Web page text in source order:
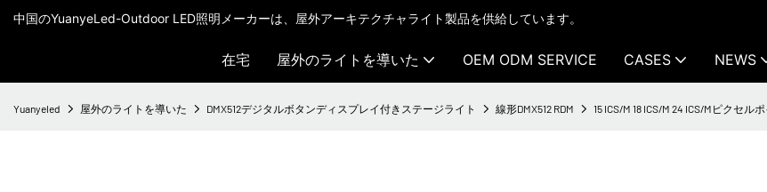
中国のYuanyeLed-Outdoor LED照明メーカーは、屋外アーキテクチャライト製品を供給しています。
在宅 屋外のライトを導いた OEM ODM SERVICE CASES NEWS
Yuanyeled 屋外のライトを導いた DMX512デジタルボタンディスプレイ付きステージライト 線形DMX512 RDM 15 ICS/M 18 ICS/M 24 ICS/Mピクセ